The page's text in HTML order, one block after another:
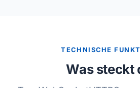
TECHNISCHE
Was steckt